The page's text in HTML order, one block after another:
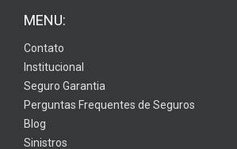
MENU:
Contato
Institucional
Seguro Garantia
Perguntas Frequentes de Seguros
Blog
Sinistros